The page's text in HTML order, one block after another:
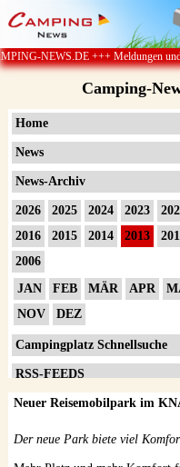
und News zu den Themen
Camping-
Home
News
News-Archiv
2026 2025 2024 2023
2016
2015 2014 2013
2006
JAN
FEB MÄR APR
NOV
DEZ
Campingplatz Schnellsuche
RSS-FEEDS
Impressum
Datenschutzerklärung
Neuer Reisemobilpark im
Der neue Park biete viel